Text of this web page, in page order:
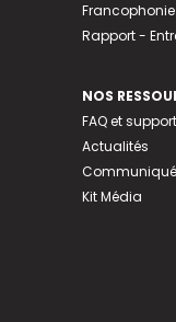
Francophonie
Rapport -
NOS
FAQ et support
Actualités
Kit Média